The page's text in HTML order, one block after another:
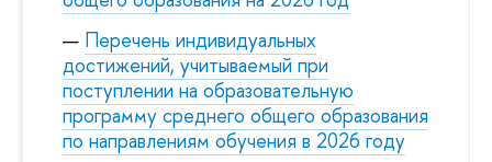
Перечень индивидуальных
достижений, учитываемый при
поступлении на образовательную
программу среднего общего образования
по направлениям обучения в 2026 году